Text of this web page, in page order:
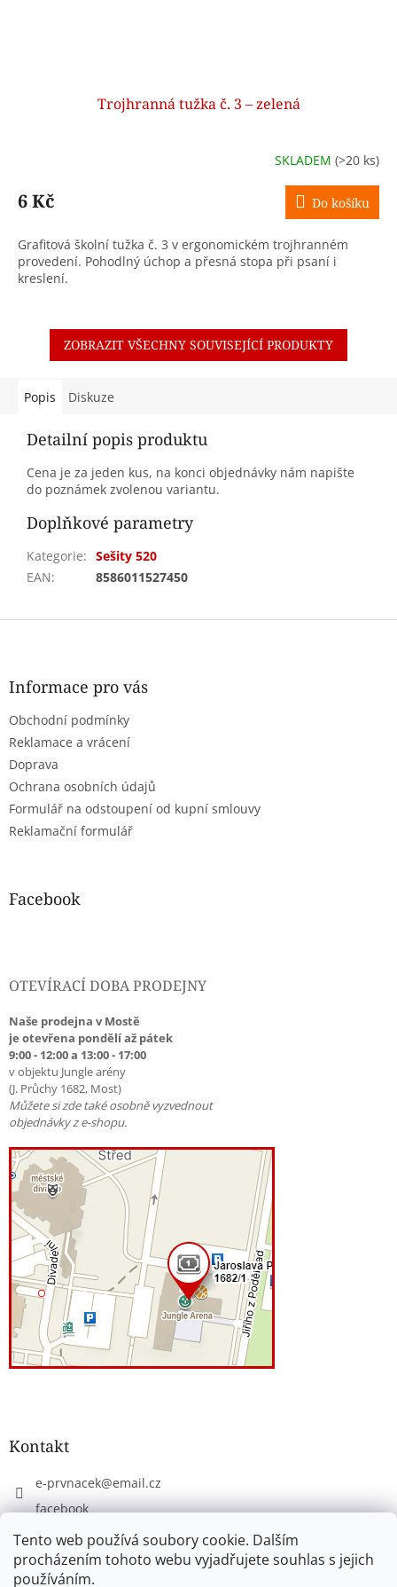
Tento web používá soubory cookie. Dalším
procházením tohoto webu vyjadřujete souhlas s jejich
používáním.
Trojhranná tužka č. 3 – zelená
SKLADEM (>20 ks)
6 Kč Do košíku
Grafitová školní tužka č. 3 v ergonomickém trojhranném
provedení. Pohodlný úchop a přesná stopa při psaní i
kreslení.
ZOBRAZIT VŠECHNY SOUVISEJÍCÍ PRODUKTY
Popis Diskuze
Detailní popis produktu
Cena je za jeden kus, na konci objednávky nám napište
do poznámek zvolenou variantu.
Doplňkové parametry
Kategorie: Sešity 520
EAN: 8586011527450
Z
Informace pro vás
Obchodní podmínky
Reklamace a vrácení
Doprava
Ochrana osobních údajů
Formulář na odstoupení od kupní smlouvy
Reklamační formulář
Facebook
OTEVÍRACÍ DOBA PRODEJNY
Naše prodejna v Mostě
je otevřena pondělí až pátek
9:00 - 12:00 a 13:00 - 17:00
v objektu Jungle arény
(J. Průchy 1682, Most)
Můžete si zde také osobně vyzvednout
objednávky z e-shopu.
Kontakt
e-prvnacek@email.cz
facebook
eprvnacek